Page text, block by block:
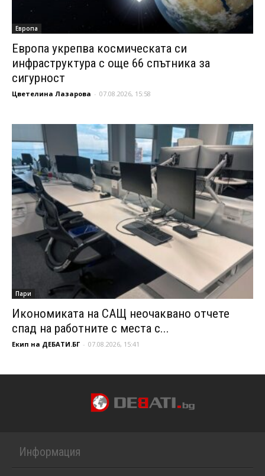
Европа
Европа укрепва космическата си
инфраструктура с още 66 спътника за
сигурност
Цветелина Лазарова - 07.08.2026, 15:58
Пари
Икономиката на САЩ неочаквано отчете
спад на работните с места с...
Екип на ДЕБАТИ.БГ - 07.08.2026, 15:41
Информация